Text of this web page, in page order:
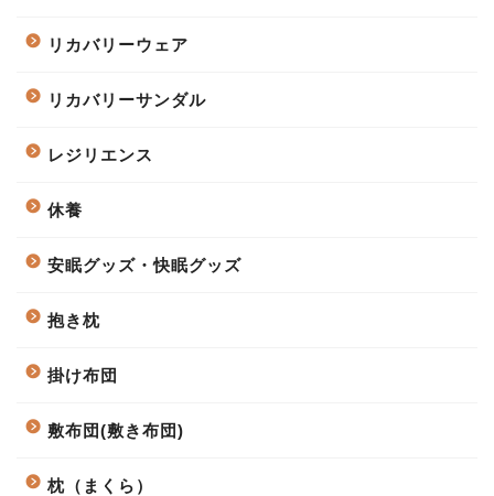
リカバリーウェア
リカバリーサンダル
レジリエンス
休養
安眠グッズ・快眠グッズ
抱き枕
掛け布団
敷布団(敷き布団)
枕（まくら）